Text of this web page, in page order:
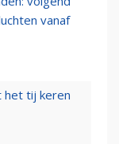
vanaf
het tij keren